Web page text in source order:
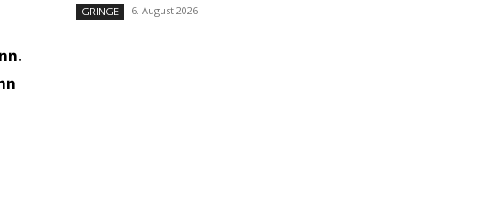
GRINGE 6. August 2026